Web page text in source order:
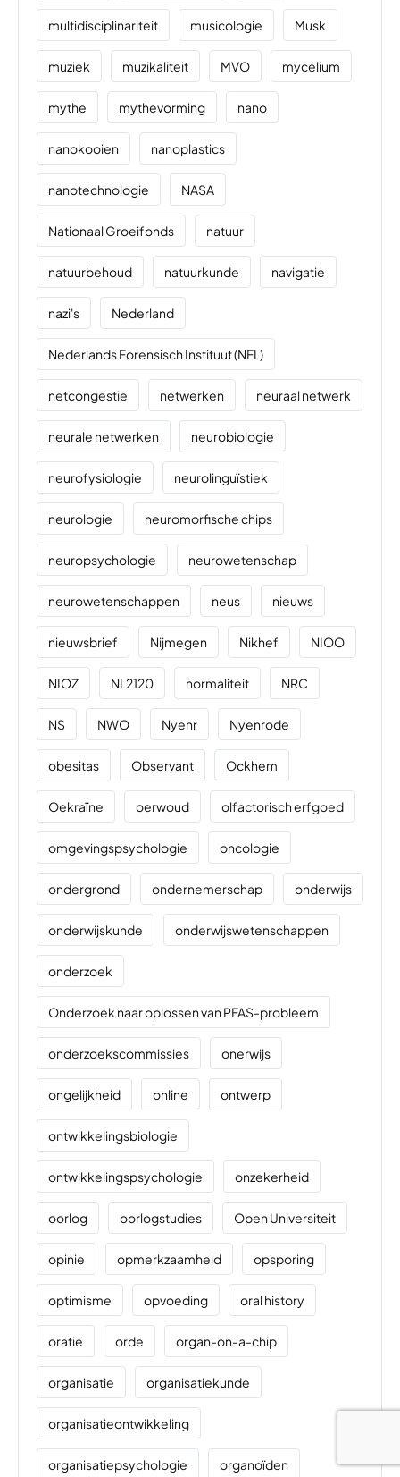
multidisciplinariteit musicologie Musk
muziek muzikaliteit MVO mycelium
mythe mythevorming nano
nanokooien nanoplastics
nanotechnologie NASA
Nationaal Groeifonds natuur
natuurbehoud natuurkunde navigatie
nazi's Nederland
Nederlands Forensisch Instituut (NFL)
netcongestie netwerken neuraal netwerk
neurale netwerken neurobiologie
neurofysiologie neurolinguïstiek
neurologie neuromorfische chips
neuropsychologie neurowetenschap
neurowetenschappen neus nieuws
nieuwsbrief Nijmegen Nikhef NIOO
NIOZ NL2120 normaliteit NRC
NS NWO Nyenr Nyenrode
obesitas Observant Ockhem
Oekraïne oerwoud olfactorisch erfgoed
omgevingspsychologie oncologie
ondergrond ondernemerschap onderwijs
onderwijskunde onderwijswetenschappen
onderzoek
Onderzoek naar oplossen van PFAS-probleem
onderzoekscommissies onerwijs
ongelijkheid online ontwerp
ontwikkelingsbiologie
ontwikkelingspsychologie onzekerheid
oorlog oorlogstudies Open Universiteit
opinie opmerkzaamheid opsporing
optimisme opvoeding oral history
oratie orde organ-on-a-chip
organisatie organisatiekunde
organisatieontwikkeling
organisatiepsychologie organoïden